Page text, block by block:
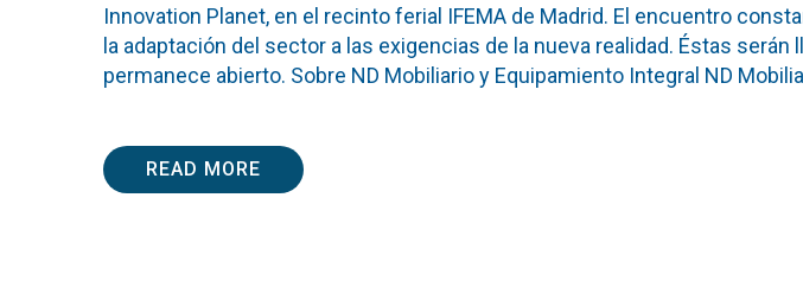
Innovation Planet, en el recinto ferial IFEMA de Madrid. El encuentro
la adaptación del sector a las exigencias de la nueva realidad. Éstas
permanece abierto. Sobre ND Mobiliario y Equipamiento Integral ND
READ MORE